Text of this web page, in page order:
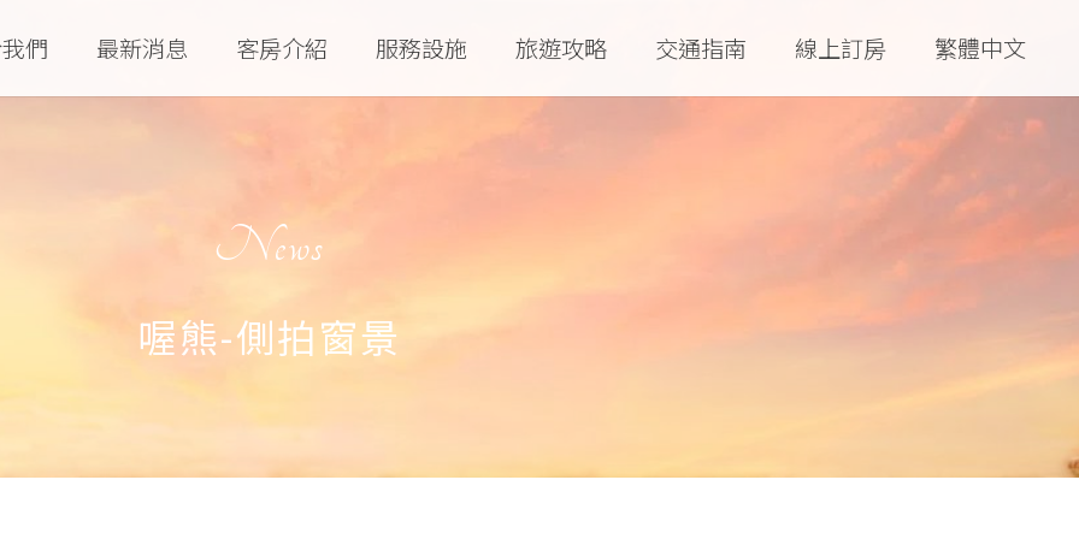
們 最新消息 客房介紹 服務設施 旅遊攻略 交通指南 線上訂房 繁體中文
News
喔熊-側拍窗景